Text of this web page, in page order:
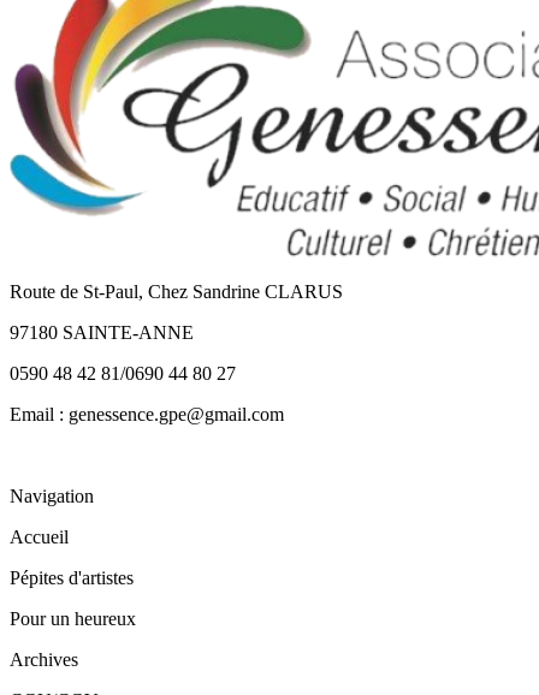
Route de St-Paul, Chez Sandrine CLARUS
97180 SAINTE-ANNE
0590 48 42 81/0690 44 80 27
Email : genessence.gpe@gmail.com
Navigation
Accueil
Pépites d'artistes
Pour un heureux
Archives